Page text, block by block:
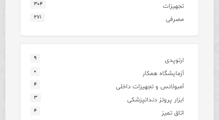
تجهیزات ۳۰۴
مصرفی ۲۷۱
ارتوپدی ۹
آزمایشگاه همکار ۰
آمبولانس و تجهیزات داخلی ۴
ابزار پروتز دندانپزشکی ۳
اتاق تمیز ۴